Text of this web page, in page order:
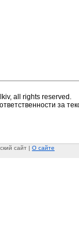
all rights reserved.
за
сайт | О сайте